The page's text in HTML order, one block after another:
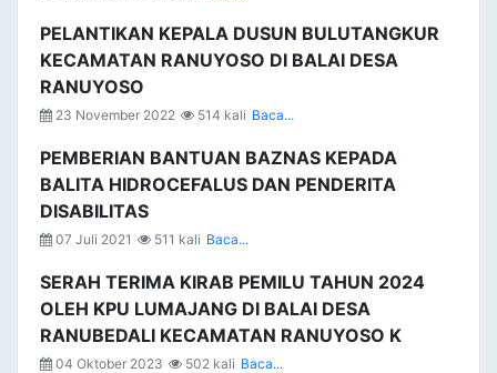
PELANTIKAN KEPALA DUSUN BULUTANGKUR
KECAMATAN RANUYOSO DI BALAI DESA
RANUYOSO
23 November 2022 514 kali Baca...
PEMBERIAN BANTUAN BAZNAS KEPADA
BALITA HIDROCEFALUS DAN PENDERITA
DISABILITAS
07 Juli 2021 511 kali Baca...
SERAH TERIMA KIRAB PEMILU TAHUN 2024
OLEH KPU LUMAJANG DI BALAI DESA
RANUBEDALI KECAMATAN RANUYOSO K
04 Oktober 2023 502 kali Baca...